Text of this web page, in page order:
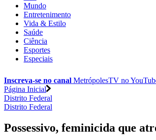
Mundo
Entretenimento
Vida & Estilo
Saúde
Ciência
Esportes
Especiais
Inscreva-se no canal MetrópolesTV no
Página Inicial
Distrito Federal
Distrito Federal
Possessivo, feminicida que